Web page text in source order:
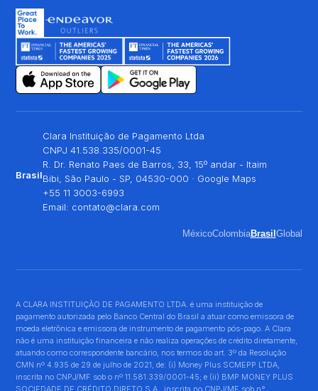
Brasil
Clara Instituição de Pagamento Ltda
CNPJ 41.538.335/0001-45
R. Dr. Renato Paes de Barros, 33, 15º andar - Itaim
Bibi, São Paulo - SP, 04530-000 · Google Maps
+55 11 3003-6993
Email: contato@clara.com
MéxicoColombiaBrasilGlobal
A CLARA INSTITUIÇÃO DE PAGAMENTO LTDA. é uma instituição de
pagamento autorizada pelo Banco Central do Brasil a atuar como emissora de
moeda eletrônica e emissora de instrumento de pagamento pós-pago. A Clara
não é uma instituição financeira e não realiza operações de crédito diretamente,
atuando como correspondente bancário, nos termos do art. 3º da Resolução
CMN nº 4.935 de 29 de julho de 2021, de: (i) Money Plus SCMEPP LTDA,
inscrita no CNPJ/MF sob o nº 11.581.339/0001-45; e (ii) BMP MONEY PLUS
SOCIEDADE DE CRÉDITO DIRETO S.A., inscrita no CNPJ/MF sob n°